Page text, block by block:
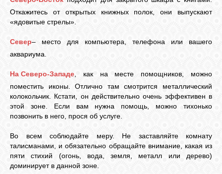
Откажитесь от открытых книжных полок, они выпускают
«ядовитые стрелы».
Север– место для компьютера, телефона или вашего
аквариума.
На Северо-Западе , как на месте помощников, можно
поместить иконы. Отлично там смотрится металлический
колокольчик. Кстати, он действительно очень эффективен в
этой зоне. Если вам нужна помощь, можно тихонько
позвонить в него, прося об услуге.
Во всем соблюдайте меру. Не заставляйте комнату
талисманами, и обязательно обращайте внимание, какая из
пяти стихий (огонь, вода, земля, металл или дерево)
доминирует в данной зоне.